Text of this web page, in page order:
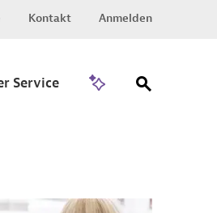
Kontakt Anmelden
Service